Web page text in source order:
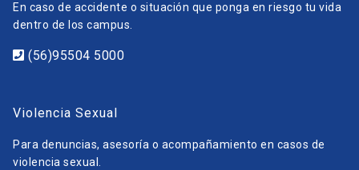
En caso de accidente o situación que ponga en riesgo tu vida
dentro de los campus.
(56)95504 5000
Violencia Sexual
Para denuncias, asesoría o acompañamiento en casos de
violencia sexual.